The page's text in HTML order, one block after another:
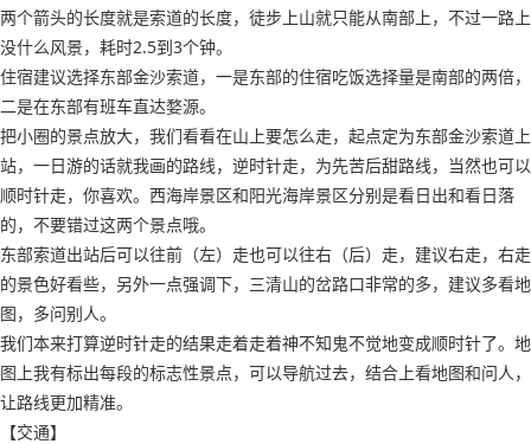
两个箭头的长度就是索道的长度，徒步上山就只能从南部上，不过一路上
没什么风景，耗时2.5到3个钟。
住宿建议选择东部金沙索道，一是东部的住宿吃饭选择量是南部的两倍，
二是在东部有班车直达婺源。
把小圈的景点放大，我们看看在山上要怎么走，起点定为东部金沙索道上
站，一日游的话就我画的路线，逆时针走，为先苦后甜路线，当然也可以
顺时针走，你喜欢。西海岸景区和阳光海岸景区分别是看日出和看日落
的，不要错过这两个景点哦。
东部索道出站后可以往前（左）走也可以往右（后）走，建议右走，右走
的景色好看些，另外一点强调下，三清山的岔路口非常的多，建议多看地
图，多问别人。
我们本来打算逆时针走的结果走着走着神不知鬼不觉地变成顺时针了。地
图上我有标出每段的标志性景点，可以导航过去，结合上看地图和问人，
让路线更加精准。
【交通】